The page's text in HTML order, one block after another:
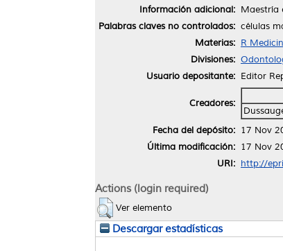
Información adicional: Maestría
Palabras claves no controlados: células
Materias: R
Divisiones:
Usuario depositante: Editor
Creadores:
Fecha del depósito: 17 Nov
Última modificación: 17 Nov
URI: http://
Actions (login required)
Ver elemento
Descargar estadísticas